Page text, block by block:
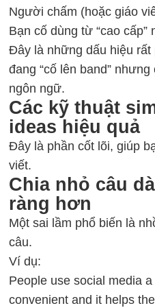
Người chấm (hoặc giáo
Bạn cố dùng từ “cao
Đây là những dấu hiệu
đang “cố lên band”
ngôn ngữ.
Các kỹ thuật
ideas hiệu quả
Đây là phần cốt lõi, giúp
viết.
Chia nhỏ câu
ràng hơn
Một sai lầm phổ biến là
câu.
Ví dụ:
People use social media
convenient and it helps